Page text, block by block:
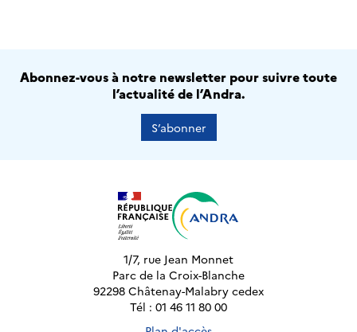
Abonnez-vous à notre newsletter pour suivre toute
l’actualité de l’Andra.
S’abonner
1/7, rue Jean Monnet
Parc de la Croix-Blanche
92298 Châtenay-Malabry cedex
Tél : 01 46 11 80 00